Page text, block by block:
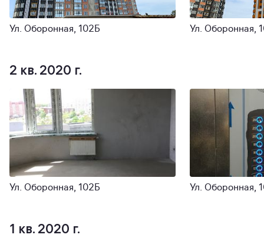
Ул. Оборонная, 102Б Ул. Оборонная,
2 кв. 2020 г.
Ул. Оборонная, 102Б Ул. Оборонная,
1 кв. 2020 г.